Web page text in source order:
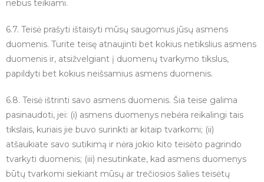
nebus teikiami.
6.7. Teisė prašyti ištaisyti mūsų saugomus jūsų asmens
duomenis. Turite teisę atnaujinti bet kokius netikslius asmens
duomenis ir, atsižvelgiant į duomenų tvarkymo tikslus,
papildyti bet kokius neišsamius asmens duomenis.
6.8. Teisė ištrinti savo asmens duomenis. Šia teise galima
pasinaudoti, jei: (i) asmens duomenys nebėra reikalingi tais
tikslais, kuriais jie buvo surinkti ar kitaip tvarkomi; (ii)
atšaukiate savo sutikimą ir nėra jokio kito teisėto pagrindo
tvarkyti duomenis; (iii) nesutinkate, kad asmens duomenys
būtų tvarkomi siekiant mūsų ar trečiosios šalies teisėtų